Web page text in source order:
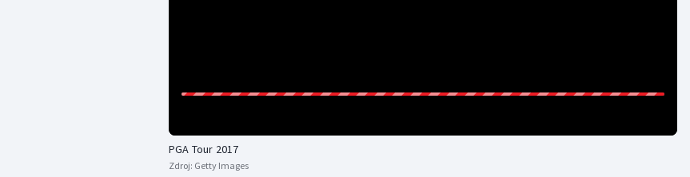
PGA Tour 2017
Zdroj: Getty Images